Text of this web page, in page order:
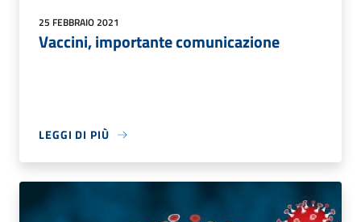
25 FEBBRAIO 2021
Vaccini, importante comunicazione
LEGGI DI PIÙ